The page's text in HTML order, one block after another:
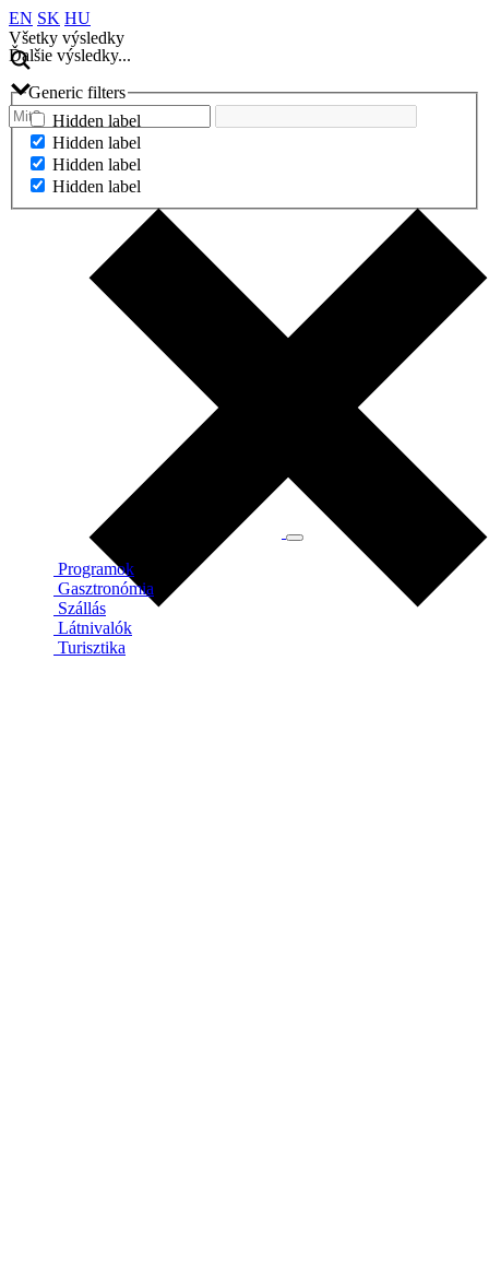
EN SK HU
Všetky výsledky
Ďalšie výsledky...
Generic filters
Hidden label
Hidden label
Hidden label
Hidden label
Ďalšie výsledky...
Programok
Gasztronómia
Szállás
Látnivalók
Turisztika